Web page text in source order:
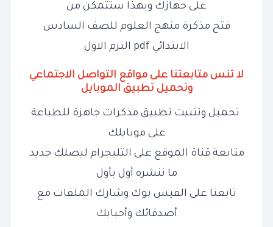
على جهازك وبهذا ستتمكن من
فتح مذكرة منهج العلوم للصف السادس
الابتدائي pdf الترم الاول
لا تنس متابعتنا على مواقع التواصل الاجتماعي
وتحميل تطبيق الموبايل
تحميل وتثبيت تطبيق مذكرات جاهزة للطباعة
على موبايلك
متابعة قناة الموقع على التليجرام ليصلك جديد
ما ننشره أول بأول
تابعنا على الفيس بوك وشارك الملفات مع
أصدقائك وأحبابك